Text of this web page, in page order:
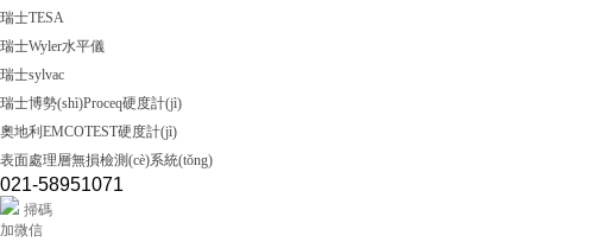
瑞士TESA
瑞士Wyler水平儀
瑞士sylvac
瑞士博勢(shì)Proceq硬度計(jì)
奧地利EMCOTEST硬度計(jì)
表面處理層無損檢測(cè)系統(tǒng)
021-58951071
掃碼
加微信